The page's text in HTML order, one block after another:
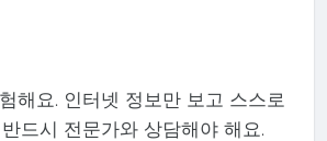
해요. 인터넷 정보만 보고 스스로
드시 전문가와 상담해야 해요.